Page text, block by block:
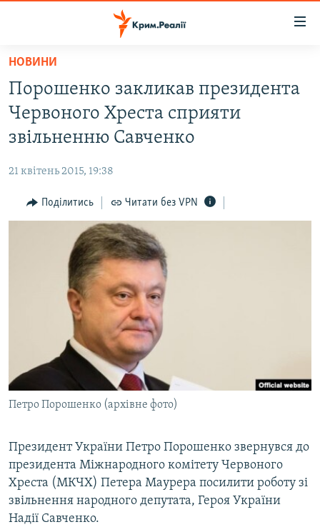
Перейти
основного
матеріалу
Перейти
до
основної
Перейти
до
ВОДА.КРИМ
ВІДЕО ТА ФОТО
БЛОГИ
ПОГЛЯД
ВСЕ ЗА ДЕНЬ
СПЕЦПРОЕКТИ
ДЕПОРТАЦІЯ
ВІДЕОУРОКИ «ELIFBE»
СВІДЧЕННЯ ОКУПАЦІЇ
УКРАЇНСЬКА ПРОБЛЕМА КРИМУ
ІНФОГРАФІКА
ЯК ОБІЙТИ БЛОКУВАННЯ
Qırımtatar
ДОЛУЧАЙСЯ!
Усі сайти RFE/RL
НОВИНИ
Порошенко закликав президента
Червоного Хреста сприяти
звільненню Савченко
21 квітень 2015, 19:38
Поділитись Читати без VPN
Петро Порошенко (архівне фото)
Президент України Петро Порошенко звернувся до
президента Міжнародного комітету Червоного
Хреста (МКЧХ) Петера Маурера посилити роботу зі
звільнення народного депутата, Героя України
Надії Савченко.